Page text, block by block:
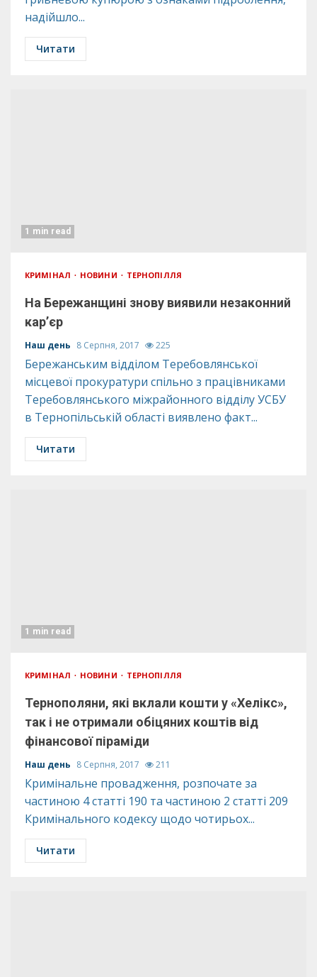
надійшло...
Читати
1 min read
КРИМІНАЛ НОВИНИ ТЕРНОПІЛЛЯ
На Бережанщині знову виявили незаконний
кар’єр
Наш день 8 Серпня, 2017 225
Бережанським відділом Теребовлянської
місцевої прокуратури спільно з працівниками
Теребовлянського міжрайонного відділу УСБУ
в Тернопільській області виявлено факт...
Читати
1 min read
КРИМІНАЛ НОВИНИ ТЕРНОПІЛЛЯ
Тернополяни, які вклали кошти у «Хелікс»,
так і не отримали обіцяних коштів від
фінансової піраміди
Наш день 8 Серпня, 2017 211
Кримінальне провадження, розпочате за
частиною 4 статті 190 та частиною 2 статті 209
Кримінального кодексу щодо чотирьох...
Читати